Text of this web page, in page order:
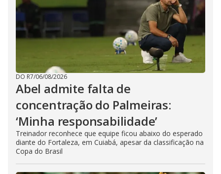
DO R7/06/08/2026
Abel admite falta de
concentração do Palmeiras:
‘Minha responsabilidade’
Treinador reconhece que equipe ficou abaixo do esperado
diante do Fortaleza, em Cuiabá, apesar da classificação na
Copa do Brasil